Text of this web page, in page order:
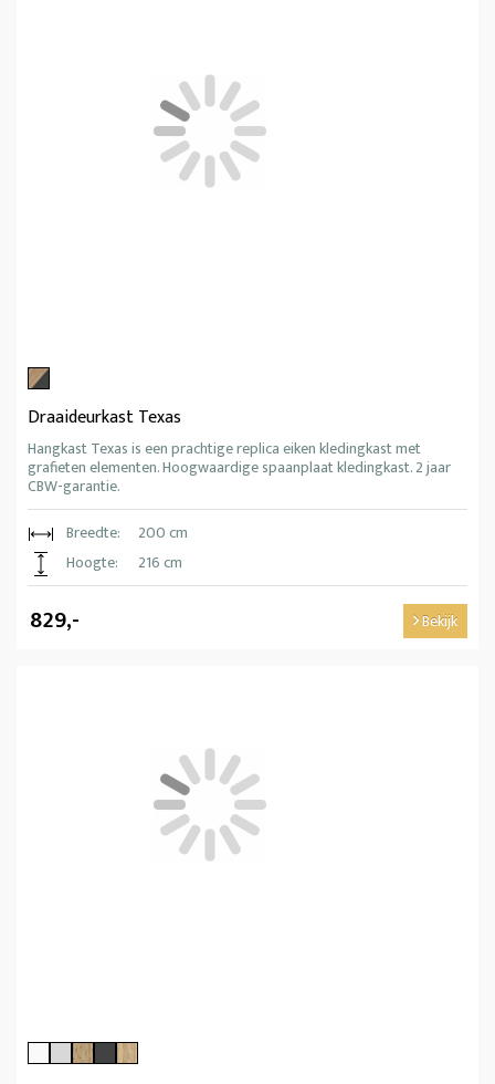
Draaideurkast Texas
Hangkast Texas is een prachtige replica eiken kledingkast met
grafieten elementen. Hoogwaardige spaanplaat kledingkast. 2 jaar
CBW-garantie.
Breedte:
200 cm
Hoogte:
216 cm
829,- Bekijk